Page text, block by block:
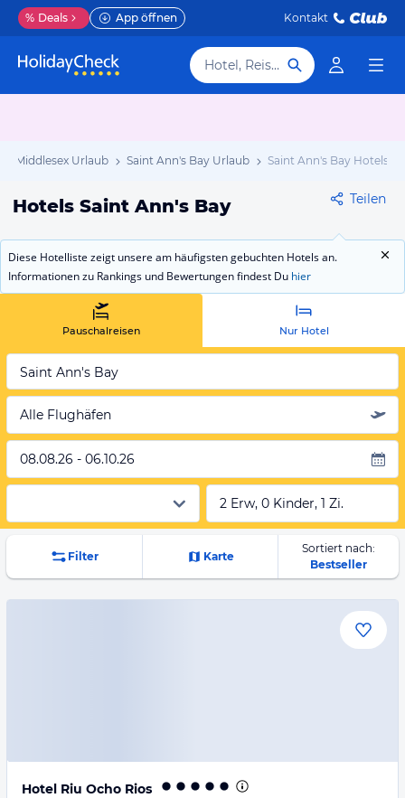
% Deals App öffnen Kontakt
Hotel, Reiseziel
Middlesex Urlaub Saint Ann's Bay Urlaub Saint Ann's Bay Hotels
Hotels Saint Ann's Bay Teilen
Diese Hotelliste zeigt unsere am häufigsten gebuchten Hotels an.
Informationen zu Rankings und Bewertungen findest Du hier
Pauschalreisen Nur Hotel
Saint Ann's Bay
Alle Flughäfen
08.08.26 - 06.10.26
2 Erw, 0 Kinder, 1 Zi.
Filter Karte
Sortiert nach:
Bestseller
Hotel Riu Ocho Rios